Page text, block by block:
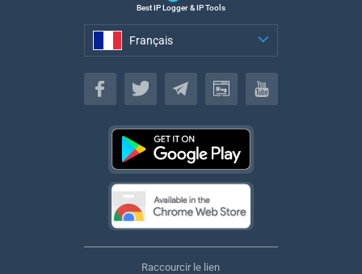
Best IP Logger & IP Tools
Français
Français
Raccourcir le lien